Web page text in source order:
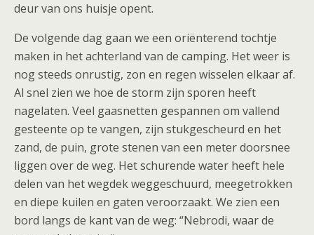
deur van ons huisje opent.
De volgende dag gaan we een oriënterend tochtje
maken in het achterland van de camping. Het weer is
nog steeds onrustig, zon en regen wisselen elkaar af.
Al snel zien we hoe de storm zijn sporen heeft
nagelaten. Veel gaasnetten gespannen om vallend
gesteente op te vangen, zijn stukgescheurd en het
zand, de puin, grote stenen van een meter doorsnee
liggen over de weg. Het schurende water heeft hele
delen van het wegdek weggeschuurd, meegetrokken
en diepe kuilen en gaten veroorzaakt. We zien een
bord langs de kant van de weg: “Nebrodi, waar de